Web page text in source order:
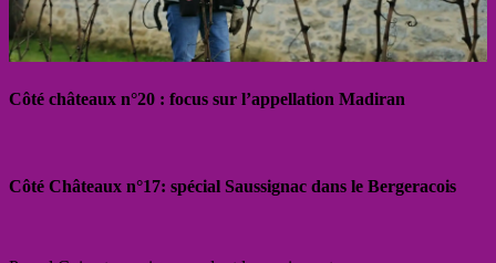
Côté châteaux n°20 : focus sur l’appellation Madiran
Côté Châteaux n°17: spécial Saussignac dans le Bergeracois